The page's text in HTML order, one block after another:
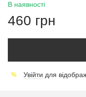
В наявності
460 грн
% Увійти для